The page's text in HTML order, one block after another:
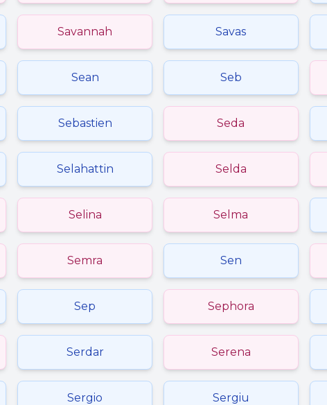
Savannah Savas
Sean Seb
Sebastien Seda
Selahattin Selda
Selina Selma
Semra Sen
Sep Sephora
Serdar Serena
Sergio Sergiu